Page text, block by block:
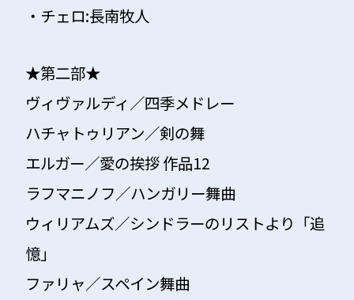
・チェロ:長南牧人
★第二部★
ヴィヴァルディ／四季メドレー
ハチャトゥリアン／剣の舞
エルガー／愛の挨拶 作品12
ラフマニノフ／ハンガリー舞曲
ウィリアムズ／シンドラーのリストより「追
憶」
ファリャ／スペイン舞曲